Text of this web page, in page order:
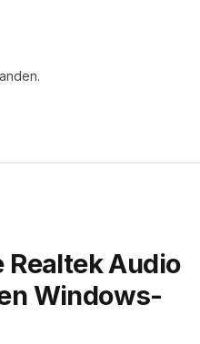
Realtek Audio
Windows-